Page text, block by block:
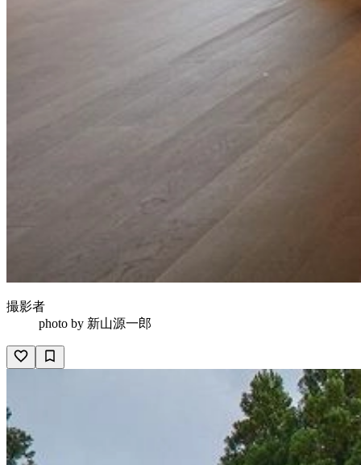
撮影者
photo by 新山源一郎